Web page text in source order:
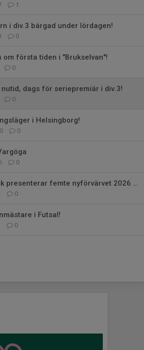
1
i div.3 bärgad under lördagen!
0
om första tiden i "Brukselvan"!
0
dags för seriepremiär i div.3!
0
i Helsingborg!
0
0
Wargöns Tak presenterar femte nyförvärvet 2026 - Hampus Benjaminsson !
0
i Futsal!
0